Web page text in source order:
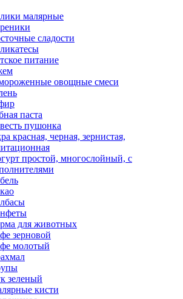
малярные
сладости
питание
овощные смеси
паста
пушонка
красная, черная, зернистая,
простой, многослойный, с
для животных
зерновой
молотый
зеленый
кисти